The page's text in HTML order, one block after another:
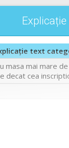
text
masa mai mare de
decat cea